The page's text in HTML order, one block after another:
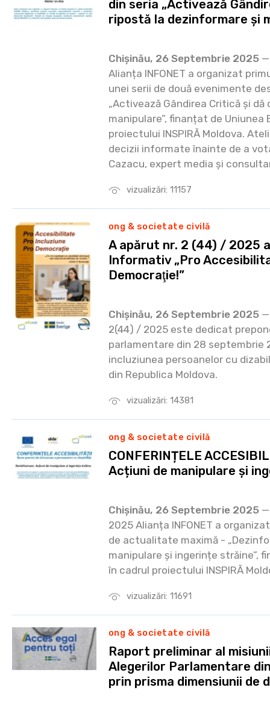
vizualizări: 11157
din seria „Activează
ripostă la dezinformare și
Chișinău, 26 Septembrie 2025
Alianța INFONET a organizat
unei serii de două evenimente
„Activează Gândirea Critică și
manipulare”, finanțat de Uniunea
proiectului INSPIRĂ Moldova.
decizii informate înainte de a
Cazacu, expert media și
vizualizări: 14381
ong & societate civilă
A apărut nr. 2 (44) / 2025
Informativ „Pro
Democraţie!”
Chișinău, 26 Septembrie 2025
2(44) / 2025 este dedicat
parlamentare din 28 septembrie
incluziunea persoanelor cu
din Republica Moldova.
vizualizări: 11691
ong & societate civilă
CONFERINȚELE
Acțiuni de manipulare și
Chișinău, 26 Septembrie 2025
2025 Alianța INFONET a
de actualitate maximă -
manipulare și ingerințe străine”,
în cadrul proiectului INSPIRĂ
ong & societate civilă
Raport preliminar al
Alegerilor Parlamentare
prin prisma dimensiunii de